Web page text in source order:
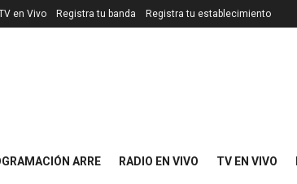
en Vivo Registra tu banda Registra tu establecimiento
ARRE RADIO EN VIVO TV EN VIVO